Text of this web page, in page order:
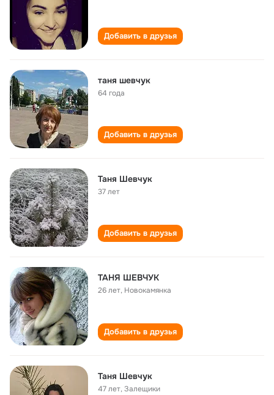
Добавить в друзья
таня шевчук
64 года
Добавить в друзья
Таня Шевчук
37 лет
Добавить в друзья
ТАНЯ ШЕВЧУК
26 лет, Новокамянка
Добавить в друзья
Таня Шевчук
47 лет,Залещики